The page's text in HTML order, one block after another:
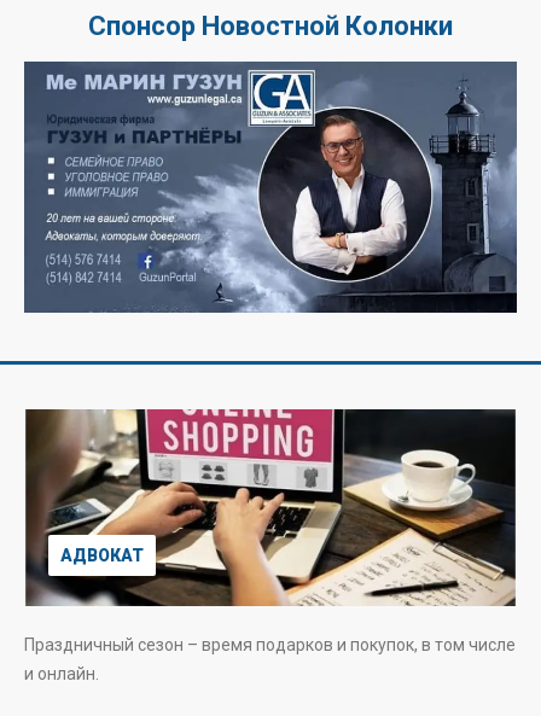
Спонсор Новостной Колонки
АДВОКАТ
Праздничный сезон – время подарков и покупок, в том числе
и онлайн.